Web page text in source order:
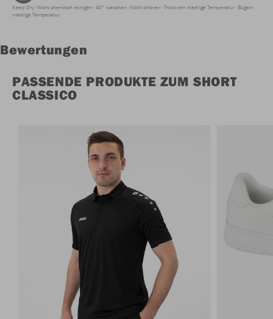
Keep Dry Nicht chemisch reinigen 40° waschen Nicht chloren Trocknen niedrige Temperatur Bügeln
niedrige Temperatur
Bewertungen
PASSENDE PRODUKTE ZUM SHORT
CLASSICO